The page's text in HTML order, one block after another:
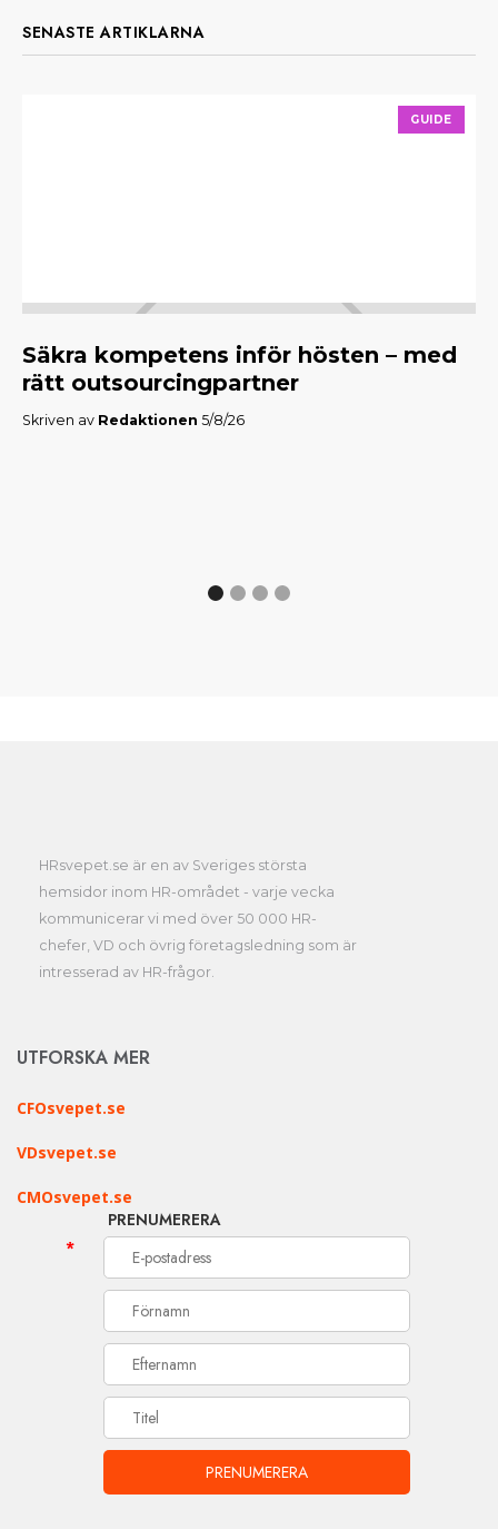
SENASTE ARTIKLARNA
GUIDE
Säkra kompetens inför hösten – med
rätt outsourcingpartner
Skriven av Redaktionen 5/8/26
HRsvepet.se är en av Sveriges största
hemsidor inom HR-området - varje vecka
kommunicerar vi med över 50 000 HR-
chefer, VD och övrig företagsledning som är
intresserad av HR-frågor.
UTFORSKA MER
CFOsvepet.se
VDsvepet.se
CMOsvepet.se
PRENUMERERA
*